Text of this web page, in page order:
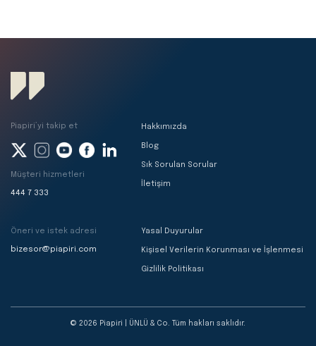
Hakkımızda
Blog
Sık Sorulan Sorular
İletişim
Yasal Duyurular
Kişisel Verilerin Korunması ve İşlenmesi
Gizlilik Politikası
Piapiri’yi takip et
Müşteri hizmetleri
444 7 333
Öneri ve istek adresi
bizesor@piapiri.com
© 2026 Piapiri | ÜNLÜ & Co. Tüm hakları saklıdır.